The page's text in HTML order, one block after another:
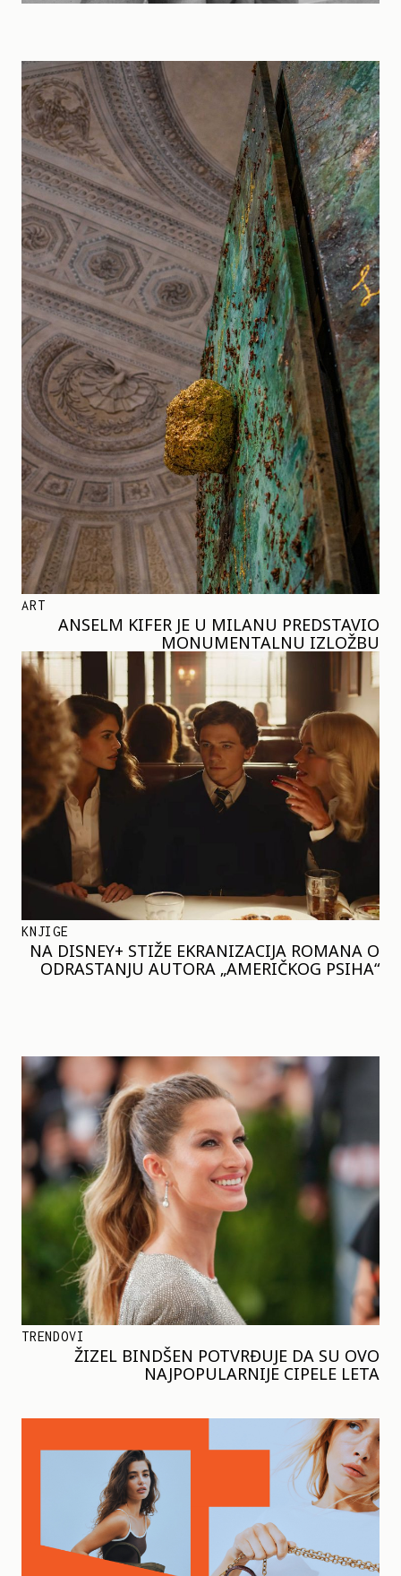
ART
ANSELM KIFER JE U MILANU PREDSTAVIO
MONUMENTALNU IZLOŽBU
KNJIGE
NA DISNEY+ STIŽE EKRANIZACIJA ROMANA O
ODRASTANJU AUTORA „AMERIČKOG PSIHA“
TRENDOVI
ŽIZEL BINDŠEN POTVRĐUJE DA SU OVO
NAJPOPULARNIJE CIPELE LETA